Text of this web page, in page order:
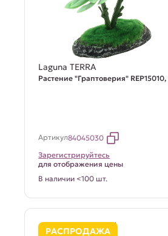
Laguna TERRA
Растение "Граптоверия"
Артикул84045030
Зарегистрируйтесь
для отображения цены
В наличии <100 шт.
РАСПРОДАЖА